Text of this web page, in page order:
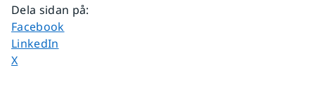
Dela sidan på:
Dela sidan på
Facebook
Dela sidan på
LinkedIn
Dela sidan på
X